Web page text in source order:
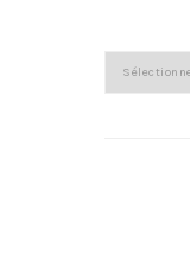
Archives